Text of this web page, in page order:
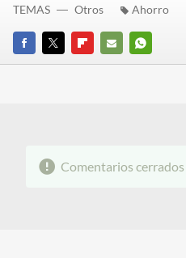
FACEBOOK
TWITTERFLIPBOARD
E-
WHATSAPP
TEMAS Otros Ahorro
Comentarios cerrados